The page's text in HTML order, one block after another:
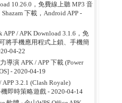
10.26.0，免費線上聽 MP3 音
下載，Android APP-
APP / APK Download 3.1.6，免
將手機應用程式上鎖、手機簡
04-22
導演 APK / APP 下載 (Power
- 2020-04-19
3.2.1 (Clash Royale)
即時策略遊戲- 2020-04-14